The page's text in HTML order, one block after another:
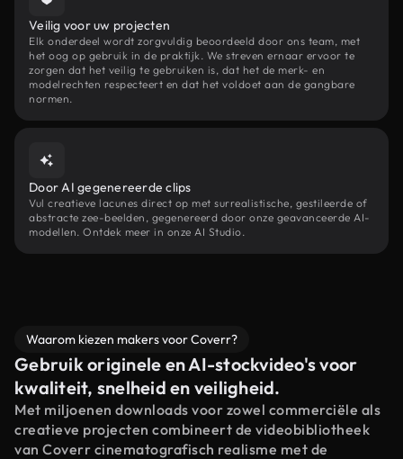
Veilig voor uw projecten
Elk onderdeel wordt zorgvuldig beoordeeld door ons team, met
het oog op gebruik in de praktijk. We streven ernaar ervoor te
zorgen dat het veilig te gebruiken is, dat het de merk- en
modelrechten respecteert en dat het voldoet aan de gangbare
normen.
Door AI gegenereerde clips
Vul creatieve lacunes direct op met surrealistische, gestileerde of
abstracte zee-beelden, gegenereerd door onze geavanceerde AI-
modellen. Ontdek meer in onze AI Studio.
Waarom kiezen makers voor Coverr?
Gebruik originele en AI-stockvideo's voor
kwaliteit, snelheid en veiligheid.
Met miljoenen downloads voor zowel commerciële als
creatieve projecten combineert de videobibliotheek
van Coverr cinematografisch realisme met de